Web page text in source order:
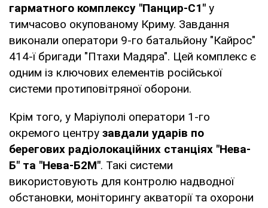
гарматного комплексу "Панцир-С1" у
тимчасово окупованому Криму. Завдання
виконали оператори 9-го батальйону "Кайрос"
414-ї бригади "Птахи Мадяра". Цей комплекс є
одним із ключових елементів російської
системи протиповітряної оборони.
Крім того, у Маріуполі оператори 1-го
окремого центру завдали ударів по
берегових радіолокаційних станціях "Нева-
Б" та "Нева-Б2М". Такі системи
використовують для контролю надводної
обстановки, моніторингу акваторії та охорони